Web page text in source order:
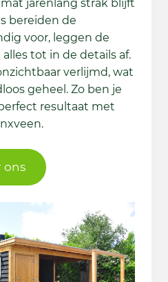
jarenlang strak blijft
bereiden de
voor, leggen de
tot in de details af.
verlijmd, wat
geheel. Zo ben je
resultaat met
ons